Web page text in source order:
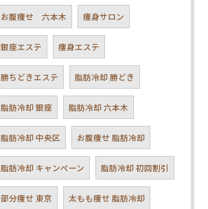
お腹痩せ 六本木 痩身サロン
銀座エステ 痩身エステ
勝ちどきエステ 脂肪冷却 勝どき
脂肪冷却 銀座 脂肪冷却 六本木
脂肪冷却 中央区 お腹痩せ 脂肪冷却
脂肪冷却 キャンペーン 脂肪冷却 初回割引
部分痩せ 東京 太もも痩せ 脂肪冷却